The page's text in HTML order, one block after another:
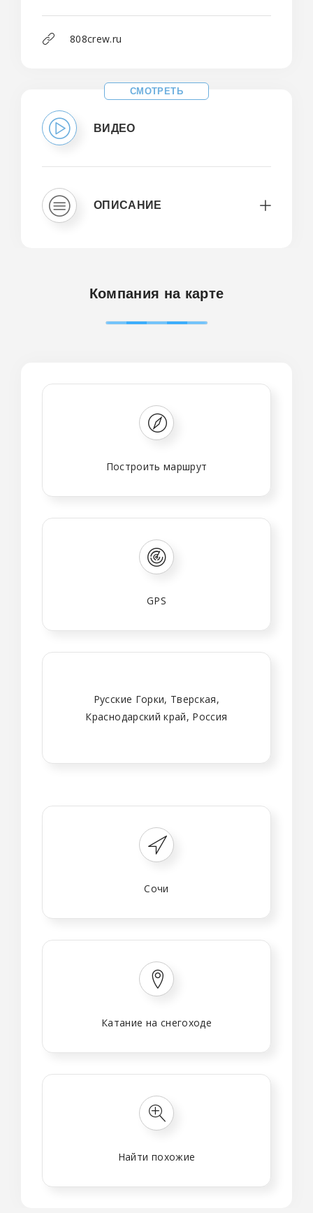
808crew.ru
ВИДЕО
СМОТРЕТЬ
ОПИСАНИЕ
Компания на карте
Построить маршрут
GPS
Русские Горки, Тверская,
Краснодарский край, Россия
Сочи
Катание на снегоходе
Найти похожие